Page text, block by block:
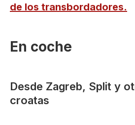
de los transbordadores.
En coche
Desde Zagreb, Split y
croatas